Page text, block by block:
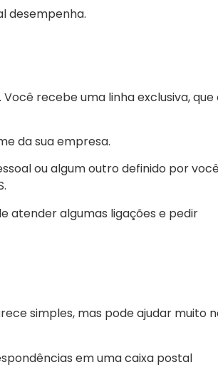
desempenha.
recebe uma linha exclusiva, que
da sua empresa.
ou algum outro definido por
atender algumas ligações e pedir
simples, mas pode ajudar muito
em uma caixa postal